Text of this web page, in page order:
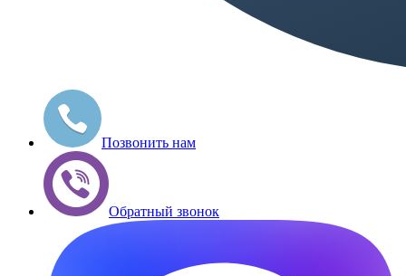
Позвонить нам
Обратный звонок